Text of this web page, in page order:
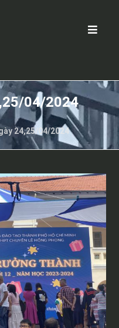
04/2024
24,25/04/2024